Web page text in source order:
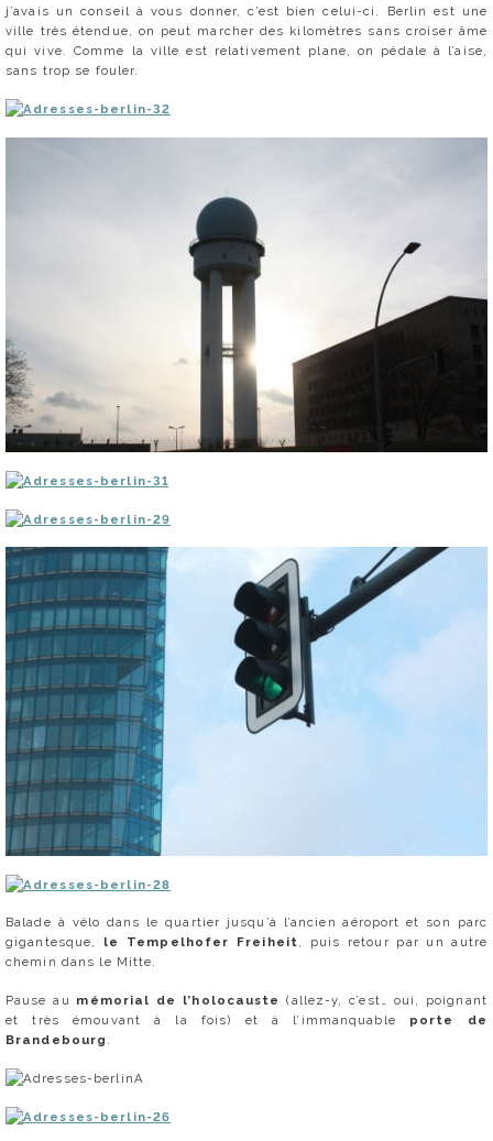
j’avais un conseil à vous donner, c’est bien celui-ci. Berlin est une
ville très étendue, on peut marcher des kilomètres sans croiser âme
qui vive. Comme la ville est relativement plane, on pédale à l’aise,
sans trop se fouler.
Balade à vélo dans le quartier jusqu’à l’ancien aéroport et son parc
gigantesque,
le Tempelhofer Freiheit, puis retour par un autre
chemin dans le Mitte.
Pause au mémorial de l’holocauste (allez-y, c’est… oui, poignant
et très émouvant à la fois) et à l’immanquable porte de
Brandebourg .